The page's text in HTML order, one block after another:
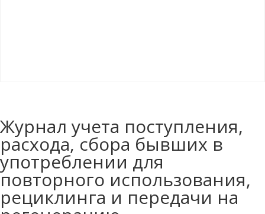
Журнал учета поступления,
расхода, сбора бывших в
употреблении для
повторного использования,
рециклинга и передачи на